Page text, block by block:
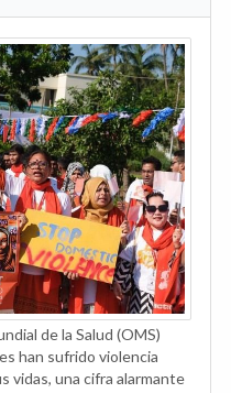
de la Salud (OMS)
han sufrido violencia
vidas, una cifra alarmante